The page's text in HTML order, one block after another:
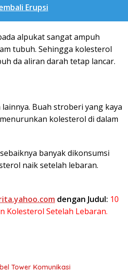
Erupsi
alpukat sangat ampuh
tubuh. Sehingga kolesterol
da aliran darah tetap lancar.
Buah stroberi yang kaya
kolesterol di dalam
banyak dikonsumsi
naik setelah lebaran.
dengan Judul: 10
Kolesterol Setelah Lebaran.
Tower Komunikasi